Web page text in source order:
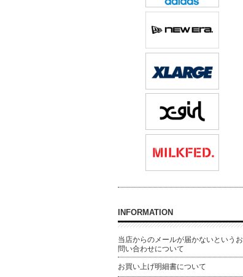
INFORMATION
当店からのメールが届かないというお
問い合わせについて
お買い上げ明細書について